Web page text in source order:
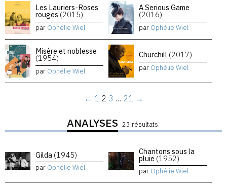
Les Lauriers-Roses
rouges (2015)
par Ophélie Wiel
A Serious Game
(2016)
par Ophélie Wiel
Misère et noblesse
(1954)
par Ophélie Wiel
Churchill (2017)
par Ophélie Wiel
← 1 2 3 … 21 →
ANALYSES 23 résultats
Gilda (1945)
par Ophélie Wiel
Chantons sous la
pluie (1952)
par Ophélie Wiel